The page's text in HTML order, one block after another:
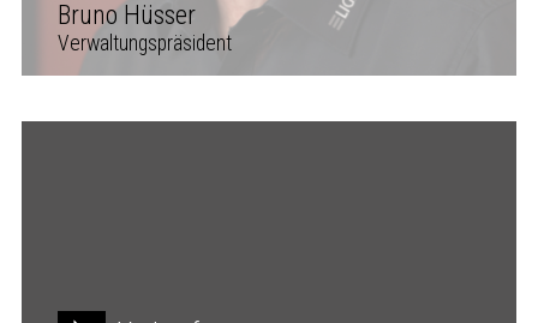
Bruno Hüsser
Verwaltungspräsident